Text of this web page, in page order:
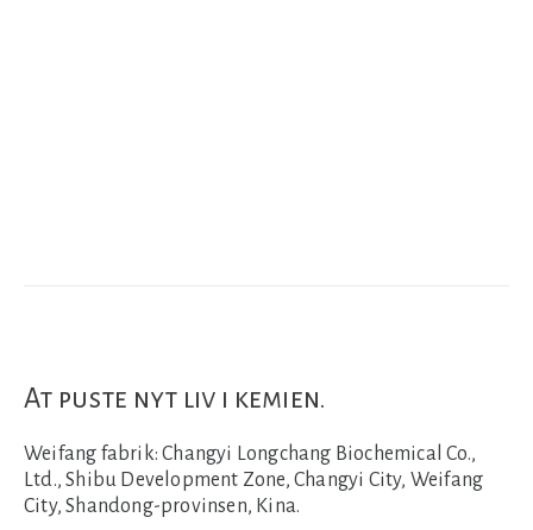
At puste nyt liv i kemien.
Weifang fabrik: Changyi Longchang Biochemical Co.,
Ltd., Shibu Development Zone, Changyi City, Weifang
City, Shandong-provinsen, Kina.